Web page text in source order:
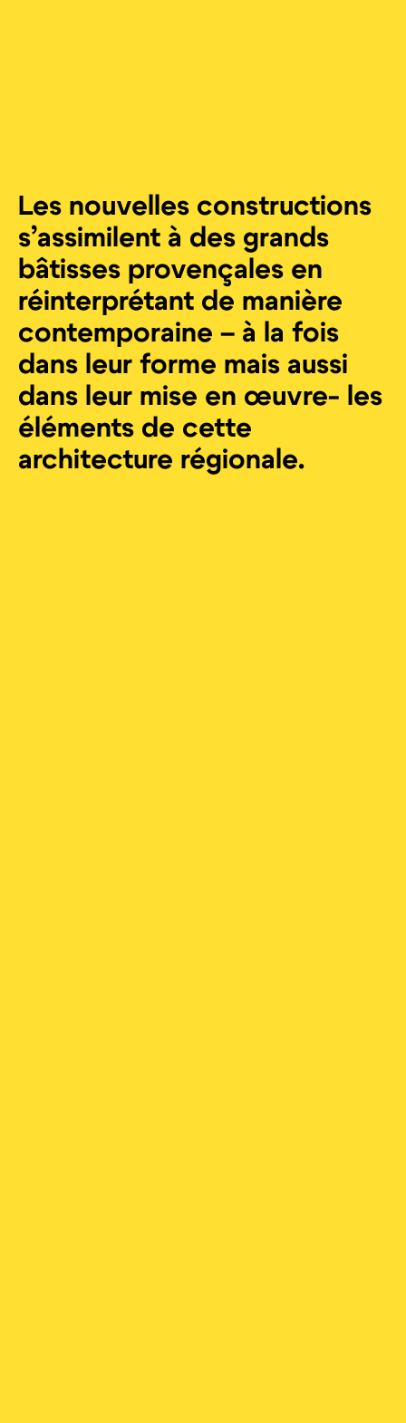
Les nouvelles constructions
s’assimilent à des grands
bâtisses provençales en
réinterprétant de manière
contemporaine – à la fois
dans leur forme mais aussi
dans leur mise en œuvre- les
éléments de cette
architecture régionale.